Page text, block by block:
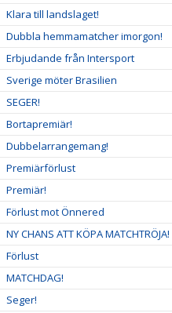
Klara till landslaget!
Dubbla hemmamatcher imorgon!
Erbjudande från Intersport
Sverige möter Brasilien
SEGER!
Bortapremiär!
Dubbelarrangemang!
Premiärförlust
Premiär!
Förlust mot Önnered
NY CHANS ATT KÖPA MATCHTRÖJA!
Förlust
MATCHDAG!
Seger!